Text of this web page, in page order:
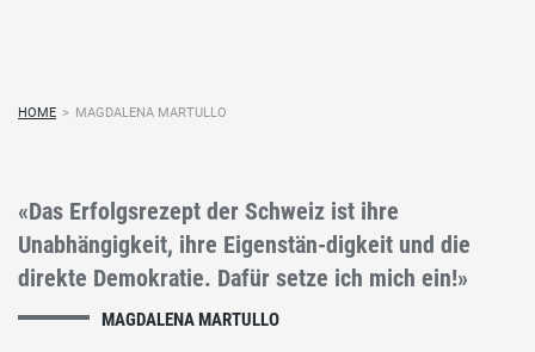
HOME > MAGDALENA MARTULLO
«Das Erfolgsrezept der Schweiz ist ihre
Unabhängigkeit, ihre Eigenstän-digkeit und die
direkte Demokratie. Dafür setze ich mich ein!»
MAGDALENA MARTULLO